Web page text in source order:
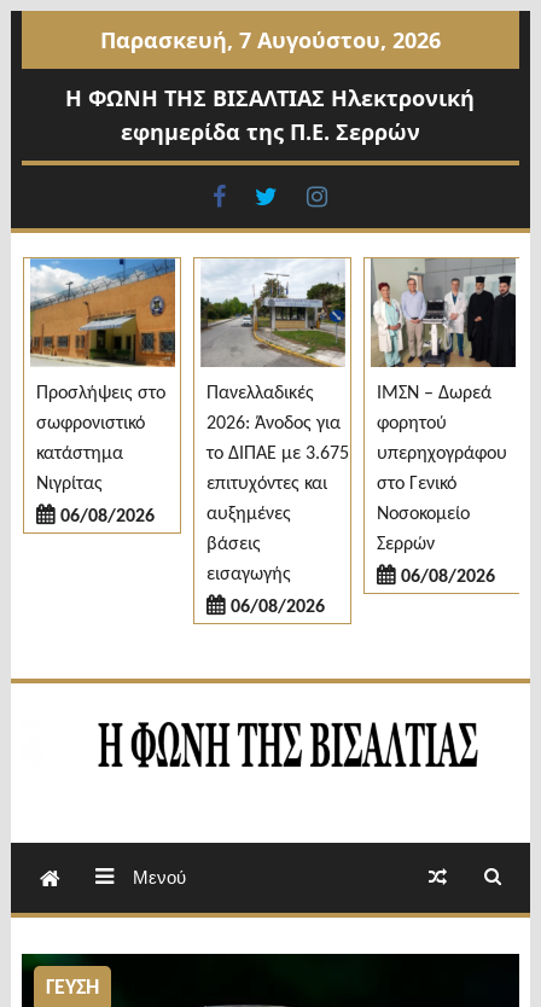
περιεχόμενο
Παρασκευή, 7 Αυγούστου, 2026
Η ΦΩΝΗ ΤΗΣ ΒΙΣΑΛΤΙΑΣ Ηλεκτρονική
εφημερίδα της Π.Ε. Σερρών
facebook
twitter
Προσλήψεις στο
σωφρονιστικό
κατάστημα
Νιγρίτας
06/08/2026
Πανελλαδικές
2026: Άνοδος για
το ΔΙΠΑΕ με 3.675
επιτυχόντες και
αυξημένες
βάσεις
εισαγωγής
06/08/2026
ΙΜΣΝ – Δωρεά
φορητού
υπερηχογράφου
στο Γενικό
Νοσοκομείο
Σερρών
06/08/2026
Μενού
ΓΕΥΣΗ